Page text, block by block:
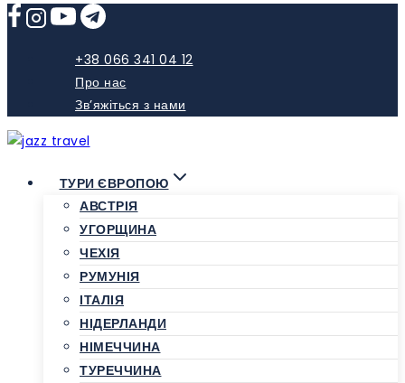
Skip
+38 066 341 04 12
Про нас
Зв’яжіться з нами
ТУРИ ЄВРОПОЮ
АВСТРІЯ
УГОРЩИНА
ЧЕХІЯ
РУМУНІЯ
ІТАЛІЯ
НІДЕРЛАНДИ
НІМЕЧЧИНА
ТУРЕЧЧИНА